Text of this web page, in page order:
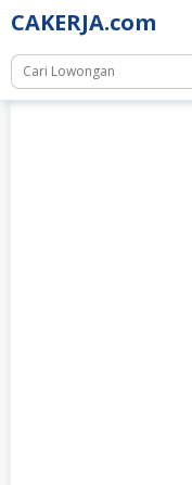
Skip
to
content
CAKERJA.com